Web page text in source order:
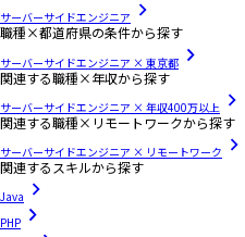
サーバーサイドエンジニア
職種×都道府県の条件から探す
サーバーサイドエンジニア × 東京都
関連する職種×年収から探す
サーバーサイドエンジニア × 年収400万以上
関連する職種×リモートワークから探す
サーバーサイドエンジニア × リモートワーク
関連するスキルから探す
Java
PHP